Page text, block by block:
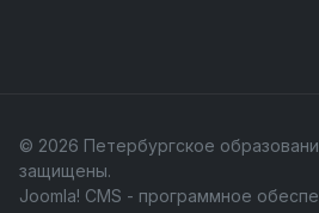
© 2026 Петербургское
защищены.
Joomla! CMS - программное